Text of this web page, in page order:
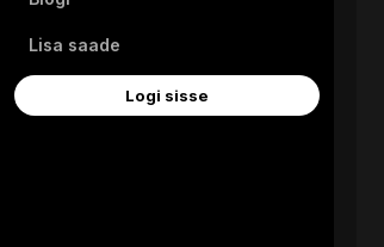
Lisa saade
Logi sisse